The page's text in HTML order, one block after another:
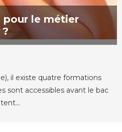
le métier
?
il existe quatre formations
sont accessibles avant le bac